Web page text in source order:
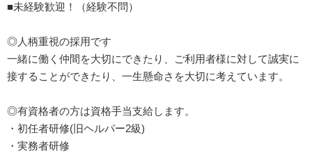
■未経験歓迎！（経験不問）
◎人柄重視の採用です
一緒に働く仲間を大切にできたり、ご利用者様に対して誠実に
接することができたり、一生懸命さを大切に考えています。
◎有資格者の方は資格手当支給します。
・初任者研修(旧ヘルパー2級)
・実務者研修